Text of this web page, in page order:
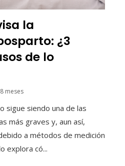
la
¿3
de lo
meses
sigue siendo una de las
más graves y, aun así,
a métodos de medición
explora có...